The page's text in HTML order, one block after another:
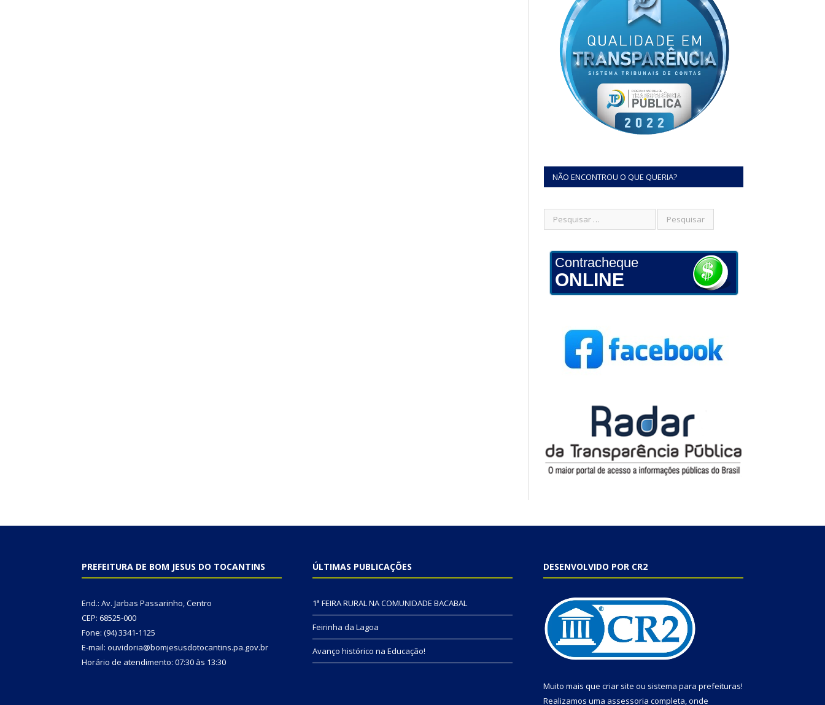
NÃO ENCONTROU O QUE QUERIA?
Contracheque
ONLINE
PREFEITURA DE BOM JESUS DO TOCANTINS
End.: Av. Jarbas Passarinho, Centro
CEP: 68525-000
Fone: (94) 3341-1125
E-mail: ouvidoria@bomjesusdotocantins.pa.gov.br
Horário de atendimento: 07:30 às 13:30
ÚLTIMAS PUBLICAÇÕES
1ª FEIRA RURAL NA COMUNIDADE BACABAL
Feirinha da Lagoa
Avanço histórico na Educação!
DESENVOLVIDO POR CR2
Muito mais que criar site ou sistema para prefeituras!
Realizamos uma assessoria completa, onde